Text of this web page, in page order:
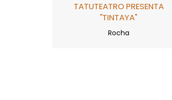
TATUTEATRO PRESENTA
"TINTAYA"
Rocha